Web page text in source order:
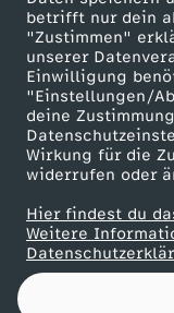
betrifft nur dein
"Zustimmen"
unserer
Einwilligung
"Einstellungen/
deine
Wirkung für die
widerrufen oder
Hier findest du
Weitere
2
4
:
D
i
e
Werbefernsehen
Mainzelmännchen
Partner